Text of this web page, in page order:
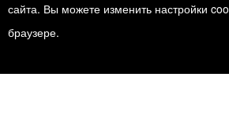
сайта. Вы можете изменить настройки
браузере.